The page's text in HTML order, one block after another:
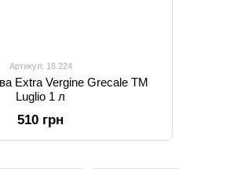
Артикул: 18.224
Extra Vergine Grecale TM
Luglio 1 л
510 грн